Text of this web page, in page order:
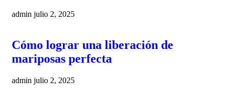
admin julio 2, 2025
Cómo lograr una liberación de
mariposas perfecta
admin julio 2, 2025